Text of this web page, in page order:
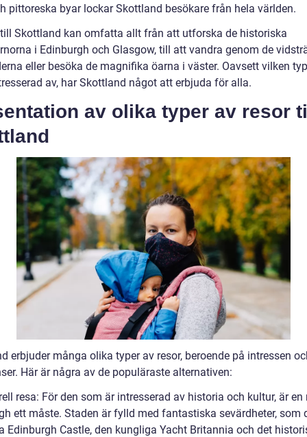
pittoreska byar lockar Skottland besökare från hela världen.
Skottland kan omfatta allt från att utforska de historiska
i Edinburgh och Glasgow, till att vandra genom de
eller besöka de magnifika öarna i väster. Oavsett vilken
av, har Skottland något att erbjuda för alla.
av olika typer av resor
erbjuder många olika typer av resor, beroende på intressen
Här är några av de populäraste alternativen:
resa: För den som är intresserad av historia och kultur, är en
ett måste. Staden är fylld med fantastiska sevärdheter, som
Edinburgh Castle, den kungliga Yacht Britannia och det